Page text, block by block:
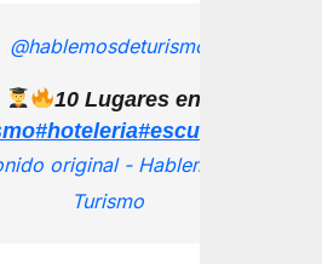
@hablemosdeturismomx
10 Lugares en los que
#hoteleria
original - Hablemos de
Turismo